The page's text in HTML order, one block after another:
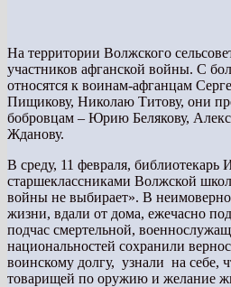
На территории Волжского
участников афганской войны. С
относятся к воинам-афганцам
Пищикову, Николаю Титову, они
бобровцам – Юрию Белякову,
Жданову.
В среду, 11 февраля, библиотекарь
старшеклассниками Волжской
войны не выбирает». В
жизни, вдали от дома, ежечасно
подчас смертельной,
национальностей сохранили
воинскому долгу, узнали на себе,
товарищей по оружию и желание